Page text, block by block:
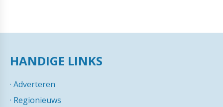
HANDIGE LINKS
· Adverteren
· Regionieuws